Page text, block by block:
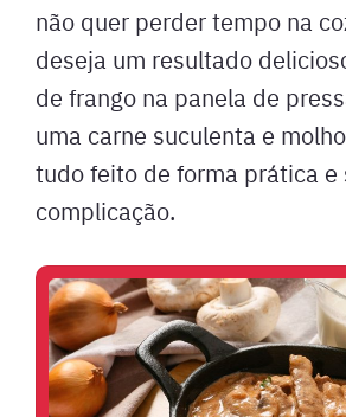
não quer perder tempo na
deseja um resultado
de frango na panela de
uma carne suculenta e
tudo feito de forma prática e
complicação.